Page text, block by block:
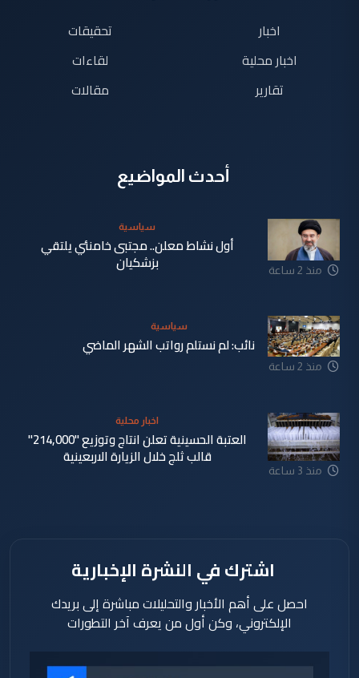
اخبار
اخبار محلية
تقارير
تحقيقات
لقاءات
مقالات
أحدث المواضيع
منذ 2 ساعة
سياسية
أول نشاط معلن.. مجتبى خامنئي يلتقي
بزشكيان
منذ 2 ساعة
سياسية
نائب: لم نستلم رواتب الشهر الماضي
منذ 3 ساعة
اخبار محلية
العتبة الحسينية تعلن انتاج وتوزيع "214,000"
قالب ثلج خلال الزيارة الاربعينية
اشترك في النشرة الإخبارية
احصل على أهم الأخبار والتحليلات مباشرة إلى بريدك
الإلكتروني، وكن أول من يعرف آخر التطورات